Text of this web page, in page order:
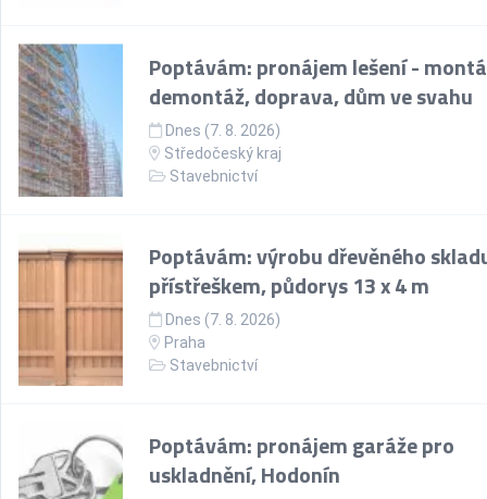
Poptávám: pronájem lešení -
demontáž, doprava, dům ve svahu
Dnes (7. 8. 2026)
Středočeský kraj
Stavebnictví
Poptávám: výrobu dřevěného
přístřeškem, půdorys 13 x 4 m
Dnes (7. 8. 2026)
Praha
Stavebnictví
Poptávám: pronájem garáže pro
uskladnění, Hodonín